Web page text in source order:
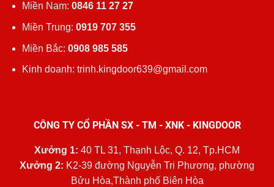
Miền Nam: 0846 11 27 27
Miền Trung: 0919 707 355
Miền Bắc: 0908 985 585
Kinh doanh: trinh.kingdoor639@gmail.com
CÔNG TY CỔ PHẦN SX - TM - XNK - KINGDOOR
Xưởng 1: 40 TL 31, Thạnh Lộc, Q. 12, Tp.HCM
Xưởng 2: K2-39 đường Nguyễn Tri Phương, phường
Bửu Hòa,Thành phố Biên Hòa